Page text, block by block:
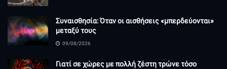
Συναισθησία: Όταν οι αισθήσεις «μπερδεύονται»
μεταξύ τους
09/08/2026
Γιατί σε χώρες με πολλή ζέστη τρώνε τόσο